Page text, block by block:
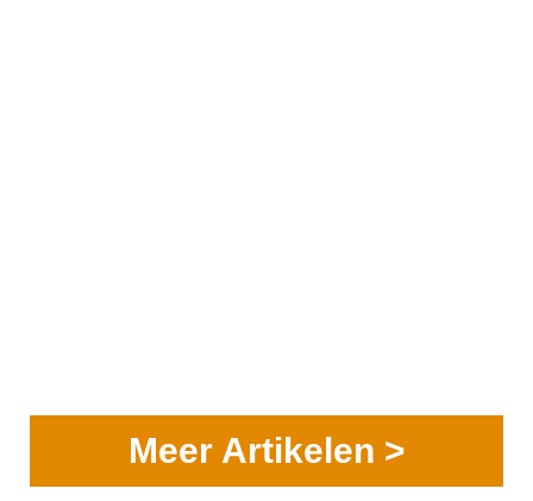
Meer Artikelen >